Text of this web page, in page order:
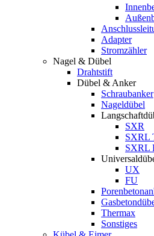
Adapter
Stromzähler
Nagel & Dübel
Drahtstift
Dübel & Anker
Schraubanker
Nageldübel
SXR
SXRL
SXRL
UX
FU
Thermax
Sonstiges